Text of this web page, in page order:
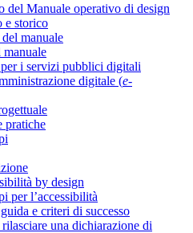
del Manuale operativo di design
e storico
manuale
i servizi pubblici digitali
digitale (e-
pratiche
by design
per l’accessibilità
e criteri di successo
una dichiarazione di